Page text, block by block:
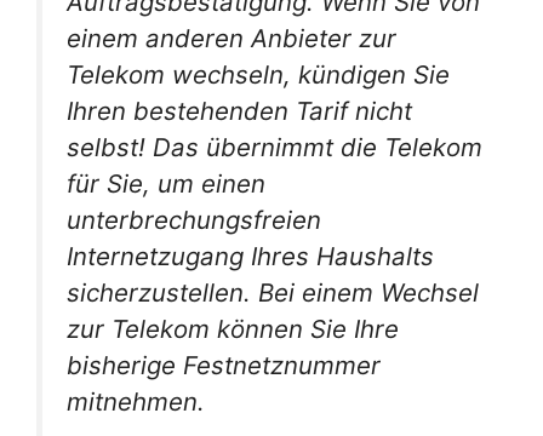
einem anderen Anbieter zur
Telekom wechseln, kündigen Sie
Ihren bestehenden Tarif nicht
selbst! Das übernimmt die Telekom
für Sie, um einen
unterbrechungsfreien
Internetzugang Ihres Haushalts
sicherzustellen. Bei einem Wechsel
zur Telekom können Sie Ihre
bisherige Festnetznummer
mitnehmen.